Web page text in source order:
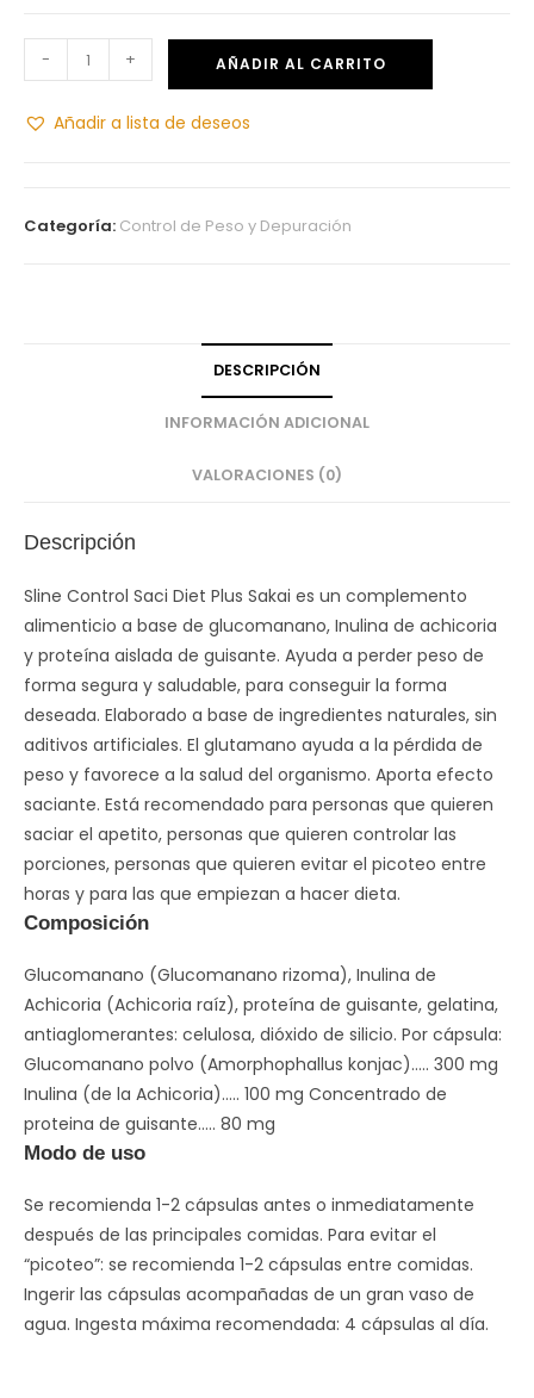
- + AÑADIR AL CARRITO
Añadir a lista de deseos
Categoría: Control de Peso y Depuración
DESCRIPCIÓN
INFORMACIÓN ADICIONAL
VALORACIONES (0)
Descripción
Sline Control Saci Diet Plus Sakai es un complemento
alimenticio a base de glucomanano, Inulina de achicoria
y proteína aislada de guisante. Ayuda a perder peso de
forma segura y saludable, para conseguir la forma
deseada. Elaborado a base de ingredientes naturales, sin
aditivos artificiales. El glutamano ayuda a la pérdida de
peso y favorece a la salud del organismo. Aporta efecto
saciante. Está recomendado para personas que quieren
saciar el apetito, personas que quieren controlar las
porciones, personas que quieren evitar el picoteo entre
horas y para las que empiezan a hacer dieta.
Composición
Glucomanano (Glucomanano rizoma), Inulina de
Achicoria (Achicoria raíz), proteína de guisante, gelatina,
antiaglomerantes: celulosa, dióxido de silicio. Por cápsula:
Glucomanano polvo (Amorphophallus konjac)….. 300 mg
Inulina (de la Achicoria)….. 100 mg Concentrado de
proteina de guisante….. 80 mg
Modo de uso
Se recomienda 1-2 cápsulas antes o inmediatamente
después de las principales comidas. Para evitar el
“picoteo”: se recomienda 1-2 cápsulas entre comidas.
Ingerir las cápsulas acompañadas de un gran vaso de
agua. Ingesta máxima recomendada: 4 cápsulas al día.